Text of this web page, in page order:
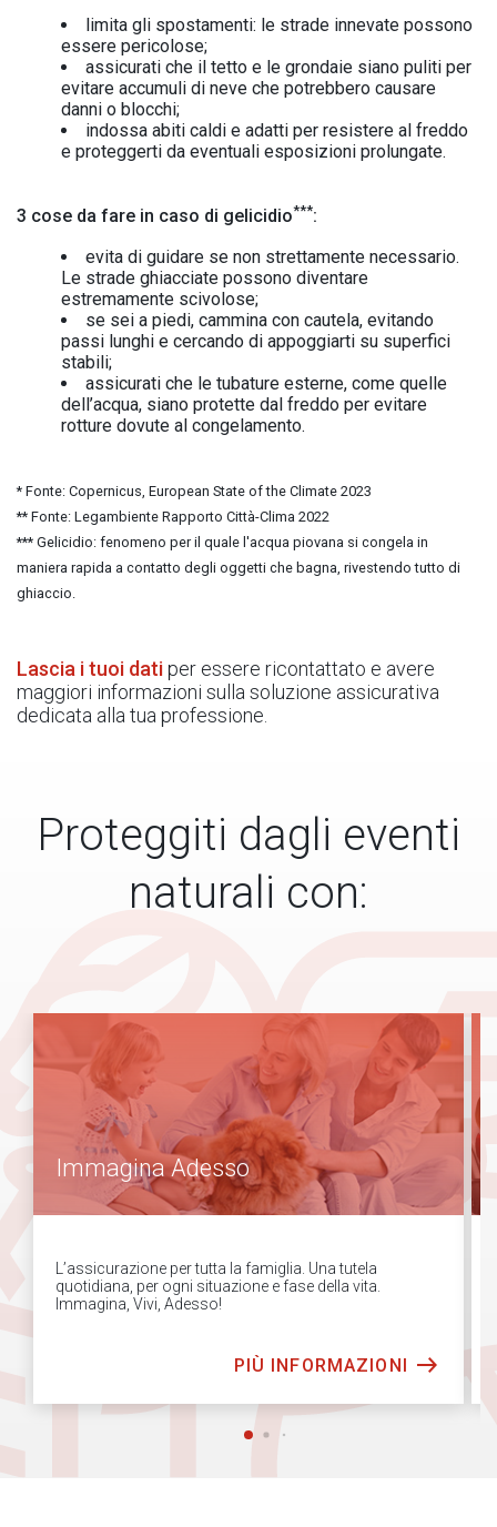
limita gli spostamenti: le strade innevate possono
essere pericolose;
assicurati che il tetto e le grondaie siano puliti per
evitare accumuli di neve che potrebbero causare
danni o blocchi;
indossa abiti caldi e adatti per resistere al freddo
e proteggerti da eventuali esposizioni prolungate.
3 cose da fare in caso di gelicidio***:
evita di guidare se non strettamente necessario.
Le strade ghiacciate possono diventare
estremamente scivolose;
se sei a piedi, cammina con cautela, evitando
passi lunghi e cercando di appoggiarti su superfici
stabili;
assicurati che le tubature esterne, come quelle
dell’acqua, siano protette dal freddo per evitare
rotture dovute al congelamento.
* Fonte: Copernicus, European State of the Climate 2023
** Fonte: Legambiente Rapporto Città-Clima 2022
*** Gelicidio: fenomeno per il quale l'acqua piovana si congela in
maniera rapida a contatto degli oggetti che bagna, rivestendo tutto di
ghiaccio.
Lascia i tuoi datiper essere ricontattato e avere
maggiori informazioni sulla soluzione assicurativa
dedicata alla tua professione.
Proteggiti dagli eventi
naturali con:
Immagina Adesso
L’assicurazione per tutta la famiglia. Una tutela
quotidiana, per ogni situazione e fase della vita.
Immagina, Vivi, Adesso!
PIÙ INFORMAZIONI